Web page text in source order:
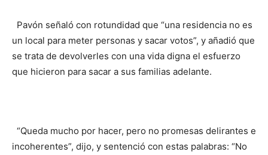
Pavón señaló con rotundidad que “una residencia no es
un local para meter personas y sacar votos”, y añadió que
se trata de devolverles con una vida digna el esfuerzo
que hicieron para sacar a sus familias adelante.
“Queda mucho por hacer, pero no promesas delirantes e
incoherentes”, dijo, y sentenció con estas palabras: “No